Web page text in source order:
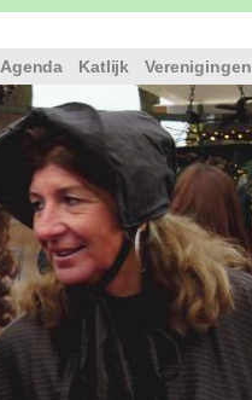
Agenda Katlijk Verenigingen